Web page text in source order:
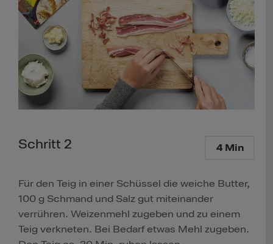
Schritt 2 4 Min
Für den Teig in einer Schüssel die weiche Butter,
100 g Schmand und Salz gut miteinander
verrühren. Weizenmehl zugeben und zu einem
Teig verkneten. Bei Bedarf etwas Mehl zugeben.